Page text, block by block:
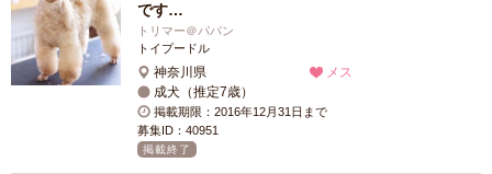
です…
トリマー＠パパン
トイプードル
神奈川県
メス
成犬（推定7歳）
掲載期限：2016年12月31日まで
募集ID：40951
掲載終了